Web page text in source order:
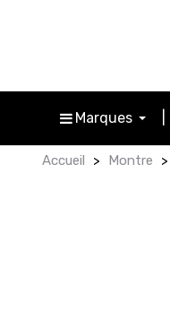
Marques
Accueil Montre